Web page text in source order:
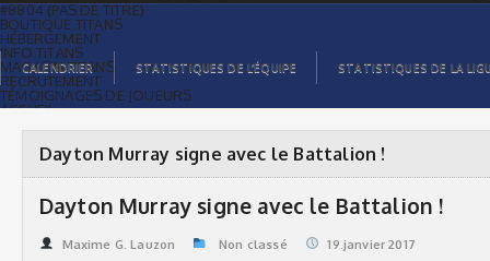
#8804 (PAS DE TITRE)
BOUTIQUE TITANS
HÉBERGEMENT
INFO TITANS
MAGASIN TITANS
RECRUTEMENT
TÉMOIGNAGES DE JOUEURS
ACCUEIL
GALERIE PHOTOS
STATISTIQUES
ORGANISATION
CALENDRIER
GALERIE VIDÉOS
COMMANDITAIRES
CALENDRIER STATISTIQUES DE L’ÉQUIPE STATISTIQUES DE LA
Dayton Murray signe avec le Battalion !
Dayton Murray signe avec le Battalion !
Maxime G. Lauzon Non classé 19.janvier 2017